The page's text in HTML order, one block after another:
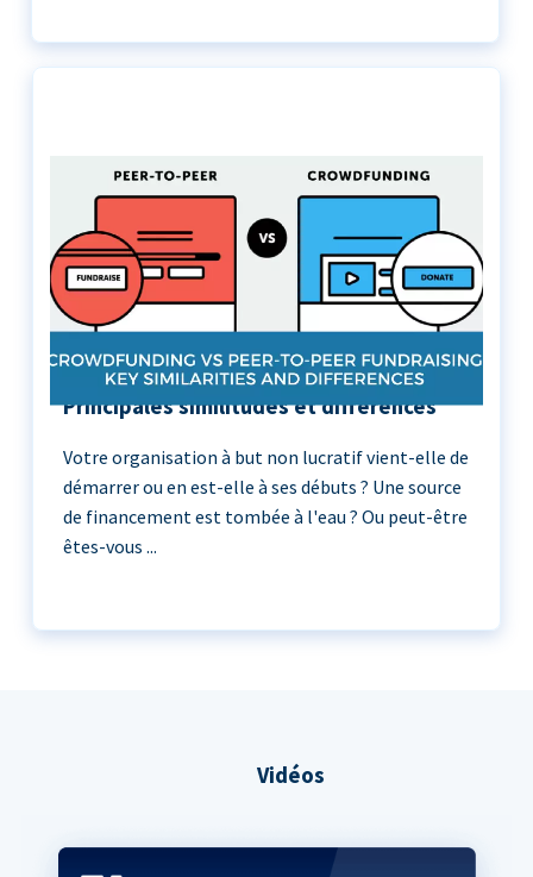
Crowdfunding vs Peer-to-Peer :
Principales similitudes et différences
Votre organisation à but non lucratif vient-elle de
démarrer ou en est-elle à ses débuts ? Une source
de financement est tombée à l'eau ? Ou peut-être
êtes-vous ...
Vidéos